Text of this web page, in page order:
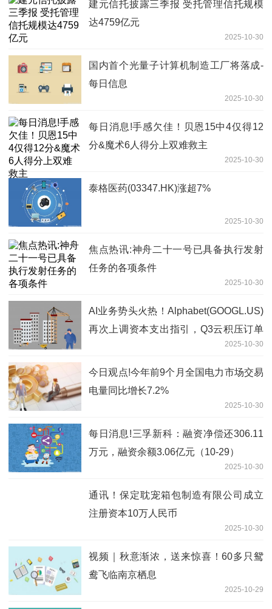
建元信托披露三季报 受托管理信托规模
达4759亿元
2025-10-30
国内首个光量子计算机制造工厂将落成-
每日信息
2025-10-30
每日消息!手感欠佳！贝恩15中4仅得12
分&魔术6人得分上双难救主
2025-10-30
泰格医药(03347.HK)涨超7%
2025-10-30
焦点热讯:神舟二十一号已具备执行发射
任务的各项条件
2025-10-30
AI业务势头火热！Alphabet(GOOGL.US)
再次上调资本支出指引，Q3云积压订单
2025-10-30
今日观点!今年前9个月全国电力市场交易
电量同比增长7.2%
2025-10-30
每日消息!三孚新科：融资净偿还306.11
万元，融资余额3.06亿元（10-29）
2025-10-30
通讯！保定耽宠箱包制造有限公司成立
注册资本10万人民币
2025-10-30
视频｜秋意渐浓，送来惊喜！60多只鸳
鸯飞临南京栖息
2025-10-29